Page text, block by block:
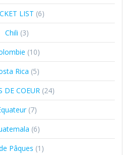
LIST (6)
Chili (3)
(10)
Rica (5)
DE COEUR (24)
(7)
(6)
Pâques (1)